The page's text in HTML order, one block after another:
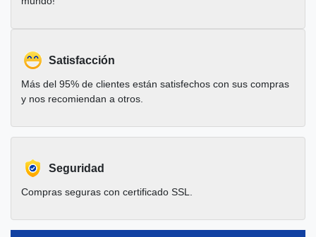
Satisfacción
Más del 95% de clientes están satisfechos con sus compras
y nos recomiendan a otros.
Seguridad
Compras seguras con certificado SSL.